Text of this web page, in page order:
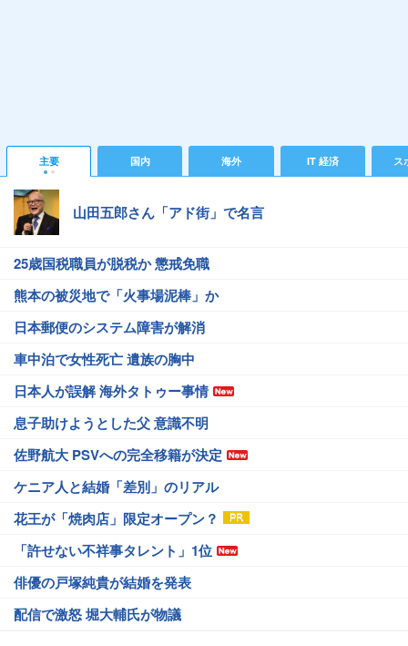
主要 国内 海外 IT 経済 ス
山田五郎さん「アド街」で名言
25歳国税職員が脱税か 懲戒免職
熊本の被災地で「火事場泥棒」か
日本郵便のシステム障害が解消
車中泊で女性死亡 遺族の胸中
日本人が誤解 海外タトゥー事情
息子助けようとした父 意識不明
佐野航大 PSVへの完全移籍が決定
ケニア人と結婚「差別」のリアル
花王が「焼肉店」限定オープン？
「許せない不祥事タレント」1位
俳優の戸塚純貴が結婚を発表
配信で激怒 堀大輔氏が物議